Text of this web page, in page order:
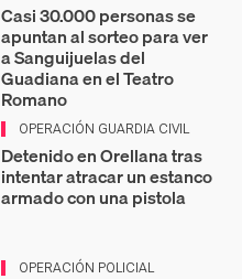
Casi 30.000 personas se
apuntan al sorteo para ver
a Sanguijuelas del
Guadiana en el Teatro
Romano
OPERACIÓN GUARDIA CIVIL
Detenido en Orellana tras
intentar atracar un estanco
armado con una pistola
OPERACIÓN POLICIAL